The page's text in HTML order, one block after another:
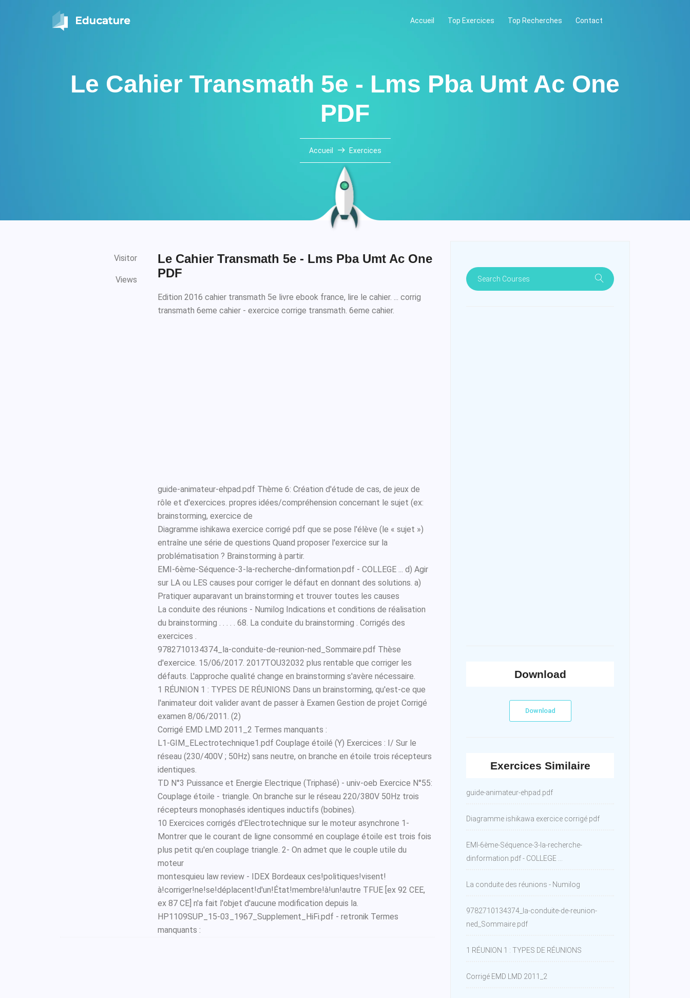
Accueil Top Exercices Top Recherches Contact
Le Cahier Transmath 5e - Lms Pba Umt Ac One
PDF
Accueil Exercices
Visitor
Views
Le Cahier Transmath 5e - Lms Pba Umt Ac One
PDF
Edition 2016 cahier transmath 5e livre ebook france, lire le cahier. ... corrig
transmath 6eme cahier - exercice corrige transmath. 6eme cahier.
guide-animateur-ehpad.pdf Thème 6: Création d'étude de cas, de jeux de
rôle et d'exercices. propres idées/compréhension concernant le sujet (ex:
brainstorming, exercice de
Diagramme ishikawa exercice corrigé pdf que se pose l'élève (le « sujet »)
entraîne une série de questions Quand proposer l'exercice sur la
problématisation ? Brainstorming à partir.
EMI-6ème-Séquence-3-la-recherche-dinformation.pdf - COLLEGE ... d) Agir
sur LA ou LES causes pour corriger le défaut en donnant des solutions. a)
Pratiquer auparavant un brainstorming et trouver toutes les causes
La conduite des réunions - Numilog Indications et conditions de réalisation
du brainstorming . . . . . 68. La conduite du brainstorming . Corrigés des
exercices .
9782710134374_la-conduite-de-reunion-ned_Sommaire.pdf Thèse
d'exercice. 15/06/2017. 2017TOU32032 plus rentable que corriger les
défauts. L'approche qualité change en brainstorming s'avère nécessaire.
1 RÉUNION 1 : TYPES DE RÉUNIONS Dans un brainstorming, qu'est-ce que
l'animateur doit valider avant de passer à Examen Gestion de projet Corrigé
examen 8/06/2011. (2)
Corrigé EMD LMD 2011_2 Termes manquants :
L1-GIM_ELectrotechnique1.pdf Couplage étoilé (Y) Exercices : I/ Sur le
réseau (230/400V ; 50Hz) sans neutre, on branche en étoile trois récepteurs
identiques.
TD N°3 Puissance et Energie Electrique (Triphasé) - univ-oeb Exercice N°55:
Couplage étoile - triangle. On branche sur le réseau 220/380V 50Hz trois
récepteurs monophasés identiques inductifs (bobines).
10 Exercices corrigés d'Electrotechnique sur le moteur asynchrone 1-
Montrer que le courant de ligne consommé en couplage étoile est trois fois
plus petit qu'en couplage triangle. 2- On admet que le couple utile du
moteur
montesquieu law review - IDEX Bordeaux ces!politiques!visent!
à!corriger!ne!se!déplacent!d'un!État!membre!à!un!autre TFUE [ex 92 CEE,
ex 87 CE] n'a fait l'objet d'aucune modification depuis la.
HP1109SUP_15-03_1967_Supplement_HiFi.pdf - retronik Termes
manquants :
Download
Download
Exercices Similaire
guide-animateur-ehpad.pdf
Diagramme ishikawa exercice corrigé pdf
EMI-6ème-Séquence-3-la-recherche-
dinformation.pdf - COLLEGE ...
La conduite des réunions - Numilog
9782710134374_la-conduite-de-reunion-
ned_Sommaire.pdf
1 RÉUNION 1 : TYPES DE RÉUNIONS
Corrigé EMD LMD 2011_2